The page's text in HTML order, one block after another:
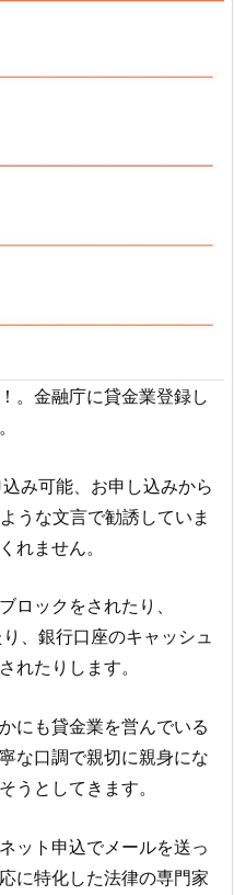
。金融庁に貸金業登録し
み可能、お申し込みから
うな文言 で勧誘していま
れません。
ロックをされたり、
、銀行口座のキャッシュ
れたりします。
にも貸金業を営んでいる
な口調で親切に親身にな
うとしてきます。
ット申込でメールを送っ
に特化した法律の専門家